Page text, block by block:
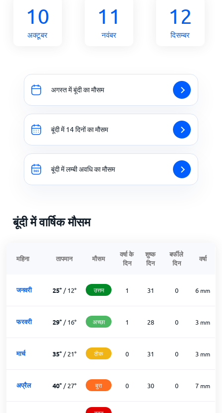
10
अक्टूबर
11
नवंबर
12
दिसम्बर
अगस्त में बूंदी का मौसम
बूंदी में 14 दिनों का मौसम
बूंदी में लम्बी अवधि का मौसम
बूंदी में वार्षिक मौसम
महिना तापमान मौसम
वर्षा के
दिन
शुष्क
दिन
बर्फीले
दिन
वर्षा
जनवरी 25°/12° उत्तम 1 31 0 6 mm
फरवरी 29°/16° अच्छा 1 28 0 3 mm
मार्च 35°/21° ठीक 0 31 0 3 mm
अप्रैल 40°/27° बुरा 0 30 0 7 mm